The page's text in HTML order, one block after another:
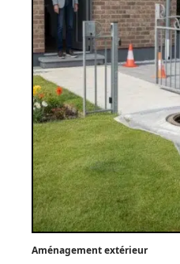
Aménagement extérieur